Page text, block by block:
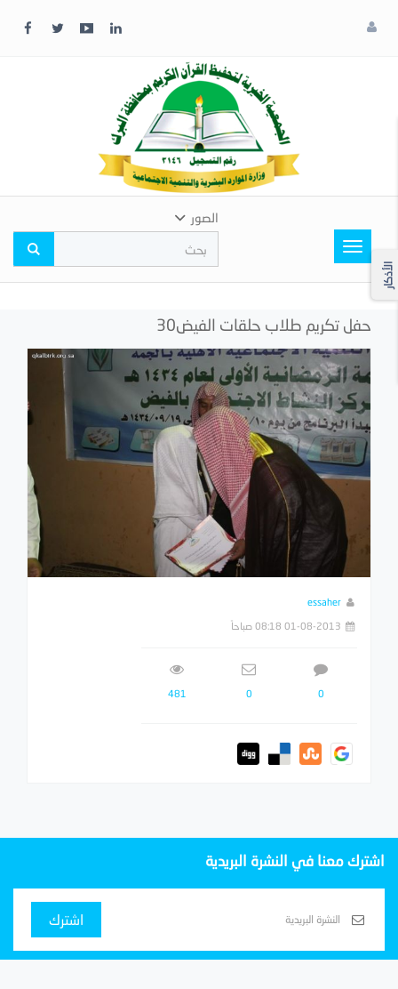
Toggle
navigation
الصور
الأذكار
حفل تكريم طلاب حلقات الفيض30
essaher
01-08-2013 08:18 صباحاً
0
0
481
اشترك معنا في النشرة البريدية
اشترك